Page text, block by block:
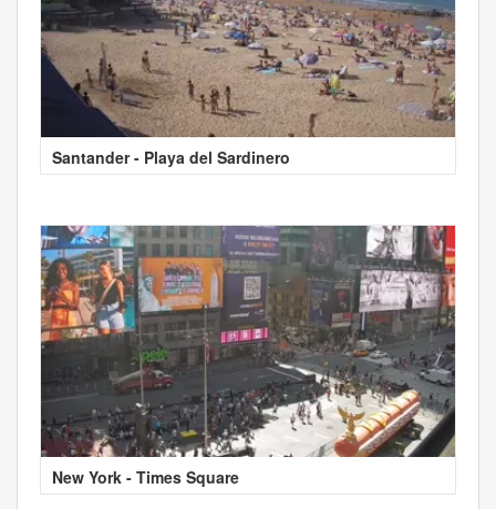
Santander - Playa del Sardinero
New York - Times Square